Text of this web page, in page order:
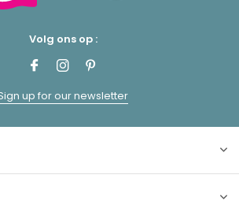
Volg ons op :
up for our newsletter